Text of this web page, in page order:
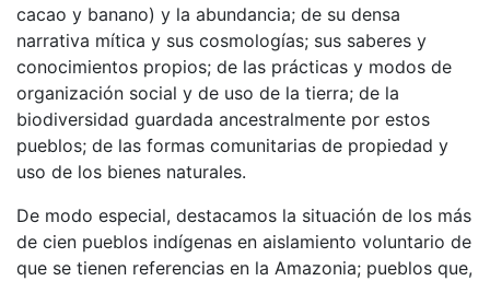
cacao y banano) y la abundancia; de su densa
narrativa mítica y sus cosmologías; sus saberes y
conocimientos propios; de las prácticas y modos de
organización social y de uso de la tierra; de la
biodiversidad guardada ancestralmente por estos
pueblos; de las formas comunitarias de propiedad y
uso de los bienes naturales.
De modo especial, destacamos la situación de los más
de cien pueblos indígenas en aislamiento voluntario de
que se tienen referencias en la Amazonia; pueblos que,